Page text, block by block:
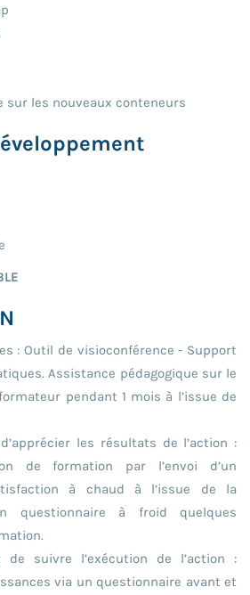
sur les nouveaux conteneurs
: Outil de visioconférence - Support
Assistance pédagogique sur le
pendant 1 mois à l’issue de
les résultats de l’action :
de formation par l’envoi d’un
à chaud à l’issue de la
questionnaire à froid quelques
de suivre l’exécution de l’action :
via un questionnaire avant et